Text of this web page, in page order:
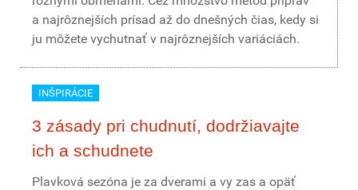
a najrôznejších prísad až do dnešných čias, kedy si
ju môžete vychutnať v najrôznejších variáciách.
INŠPIRÁCIE
3 zásady pri chudnutí, dodržiavajte
ich a schudnete
Plavková sezóna je za dverami a vy zas a opäť